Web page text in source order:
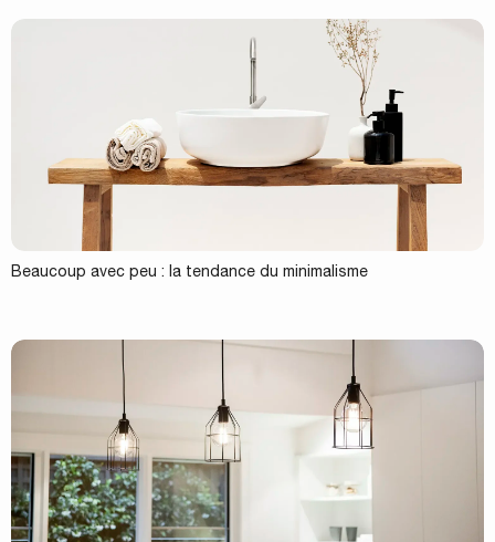
Beaucoup avec peu : la tendance du minimalisme